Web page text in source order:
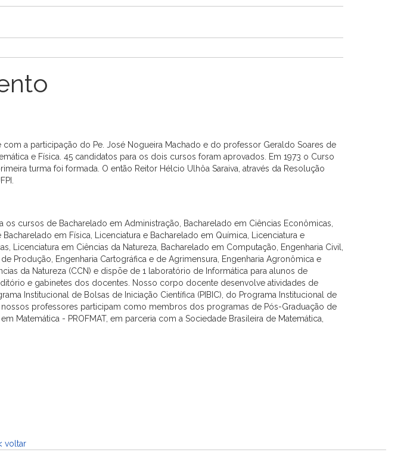
a participação do Pe. José Nogueira Machado e do professor Geraldo Soares de
e Física. 45 candidatos para os dois cursos foram aprovados. Em 1973 o Curso
turma foi formada. O então Reitor Hélcio Ulhôa Saraiva, através da Resolução
cursos de Bacharelado em Administração, Bacharelado em Ciências Econômicas,
em Física, Licenciatura e Bacharelado em Química, Licenciatura e
Licenciatura em Ciências da Natureza, Bacharelado em Computação, Engenharia Civil,
Produção, Engenharia Cartográfica e de Agrimensura, Engenharia Agronômica e
da Natureza (CCN) e dispõe de 1 laboratório de Informática para alunos de
e gabinetes dos docentes. Nosso corpo docente desenvolve atividades de
Institucional de Bolsas de Iniciação Científica (PIBIC), do Programa Institucional de
nossos professores participam como membros dos programas de Pós-Graduação de
Matemática - PROFMAT, em parceria com a Sociedade Brasileira de Matemática,
voltar